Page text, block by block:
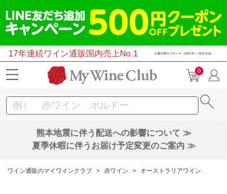
17年連続ワイン通販国内売上No.1
0
熊本地震に伴う配送への影響について ≫
夏季休暇に伴うお届け予定変更のご案内 ≫
ワイン通販のマイワインクラブ > 赤ワイン > オーストラリアワイン